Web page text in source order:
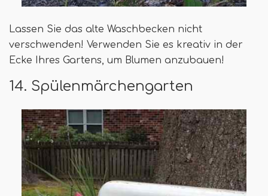
Lassen Sie das alte Waschbecken nicht
verschwenden! Verwenden Sie es kreativ in der
Ecke Ihres Gartens, um Blumen anzubauen!
14. Spülenmärchengarten